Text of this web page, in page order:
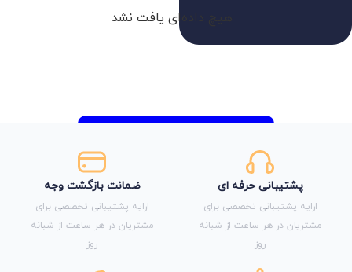
هیچ داده‌ای یافت نشد
پشتیبانی حرفه ای
ارایه پشتیبانی تخصصی برای
مشتریان در هر ساعت از شبانه
روز
ضمانت بازگشت وجه
ارایه پشتیبانی تخصصی برای
مشتریان در هر ساعت از شبانه
روز